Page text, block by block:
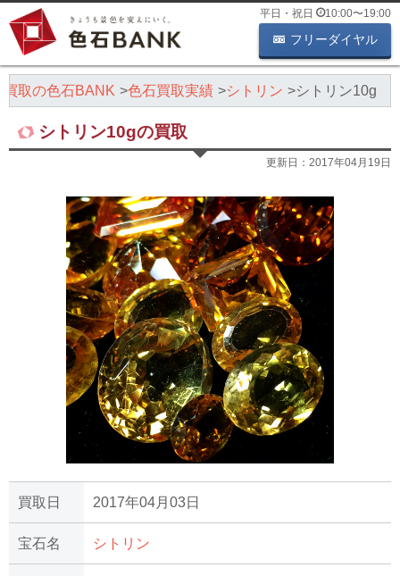
平日・祝日 10:00〜19:00
フリーダイヤル
取の色石BANK 色石買取実績 シトリン シトリン10g
シトリン10gの買取
更新日： 2017年04月19日
買取日 2017年04月03日
宝石名 シトリン